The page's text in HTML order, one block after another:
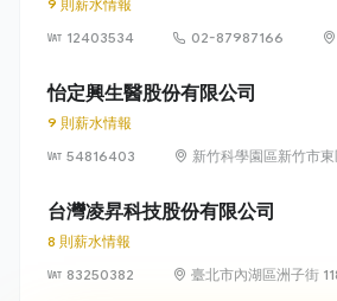
9 則薪水情報
12403534
02-87987166
怡定興生醫股份有限公司
9 則薪水情報
54816403
新竹科學園區新竹市
台灣凌昇科技股份有限公司
8 則薪水情報
83250382
臺北市內湖區洲子街